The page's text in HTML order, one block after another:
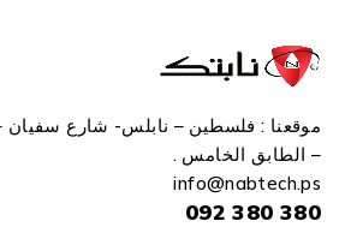
موقعنا : فلسطين – نابلس- شارع سفيان
– الطابق الخامس .
info@nabtech.ps
380 380 092